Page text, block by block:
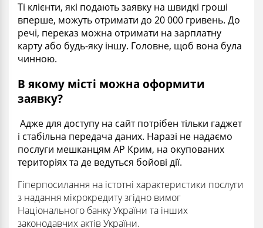
Ті клієнти, які подають заявку на швидкі гроші
вперше, можуть отримати до 20 000 гривень. До
речі, переказ можна отримати на зарплатну
карту або будь-яку іншу. Головне, щоб вона була
чинною.
В якому місті можна оформити
заявку?
Адже для доступу на сайт потрібен тільки гаджет
і стабільна передача даних. Наразі не надаємо
послуги мешканцям АР Крим, на окупованих
територіях та де ведуться бойові дії.
Гіперпосилання на істотні характеристики послуги
з надання мікрокредиту згідно вимог
Національного банку України та інших
законодавчих актів України.